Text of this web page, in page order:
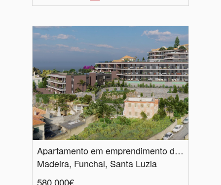
Apartamento em emprendimento de Luxo - UPTOWN LUX
Madeira, Funchal, Santa Luzia
580.000€